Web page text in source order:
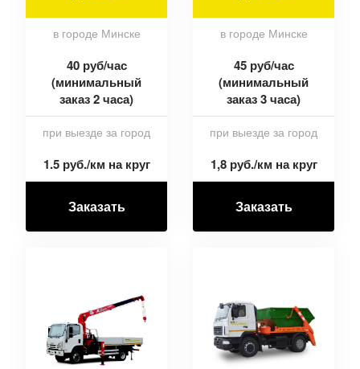
в городе Минске
40 руб/час
(минимальный
заказ 2 часа)
при выезде за город
1.5 руб./км на круг
Заказать
в городе Минске
45 руб/час
(минимальный
заказ 3 часа)
при выезде за город
1,8 руб./км на круг
Заказать